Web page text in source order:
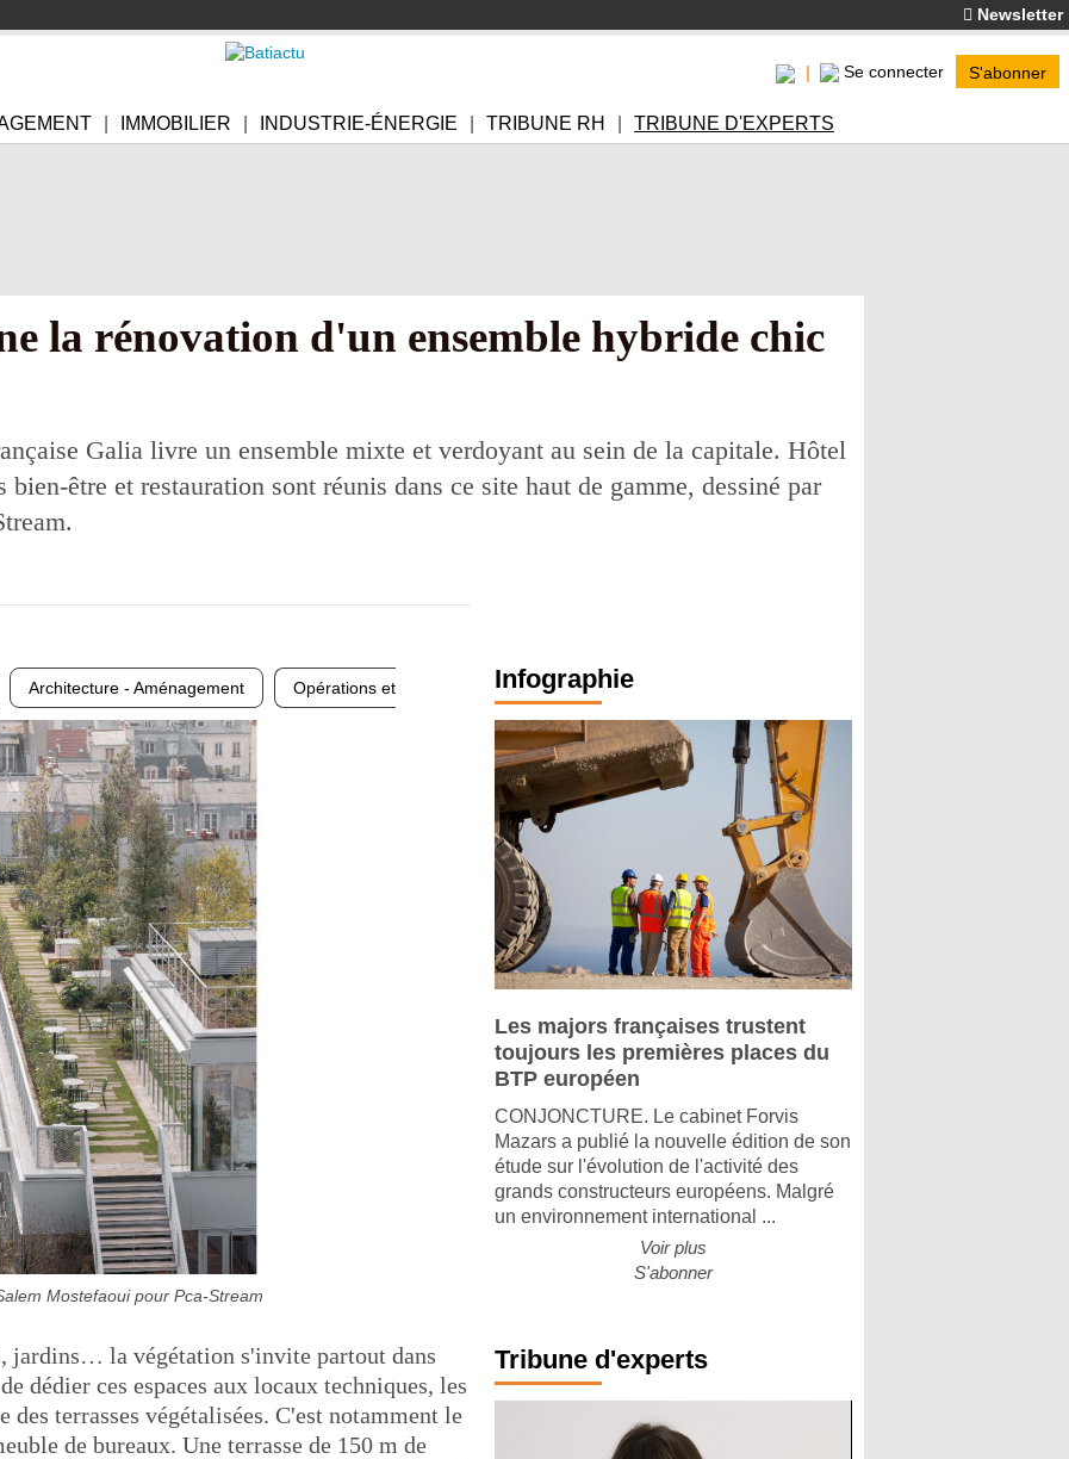
Newsletter
Se connecter S'abonner
IMMOBILIER INDUSTRIE-ÉNERGIE TRIBUNE RH TRIBUNE D'EXPERTS
la rénovation d'un ensemble hybride chic
Galia livre un ensemble mixte et verdoyant au sein de la capitale. Hôtel
bien-être et restauration sont réunis dans ce site haut de gamme, dessiné par
Architecture - Aménagement
Opérations et
Mostefaoui pour Pca-Stream
jardins… la végétation s'invite partout dans
dédier ces espaces aux locaux techniques, les
terrasses végétalisées. C'est notamment le
de bureaux. Une terrasse de 150 m de
Infographie
Les majors françaises trustent
toujours les premières places du
BTP européen
CONJONCTURE. Le cabinet Forvis
Mazars a publié la nouvelle édition de son
étude sur l'évolution de l'activité des
grands constructeurs européens. Malgré
un environnement international ...
Voir plus
S'abonner
Tribune d'experts